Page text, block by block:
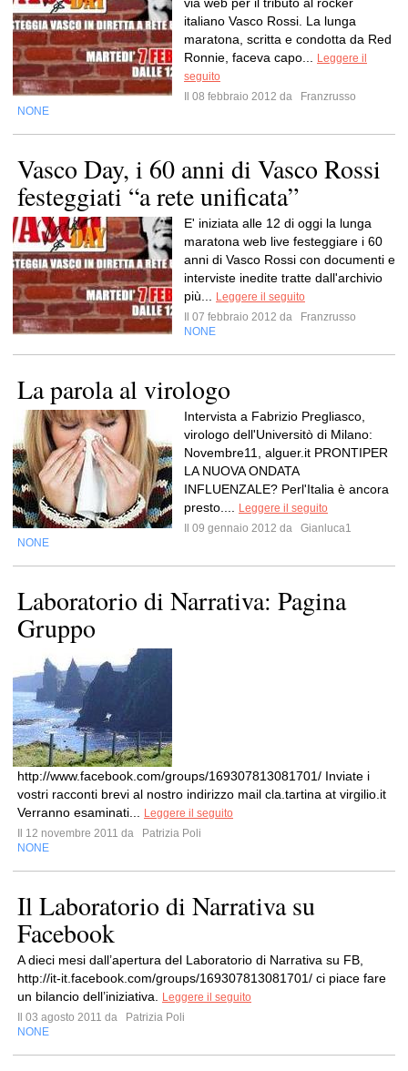
italiano Vasco Rossi. La lunga
maratona, scritta e condotta da Red
Ronnie, faceva capo...
Leggere il
seguito
Il 08 febbraio 2012 da
Franzrusso
NONE
Vasco Day, i 60 anni di Vasco Rossi
festeggiati “a rete unificata”
E' iniziata alle 12 di oggi la lunga
maratona web live festeggiare i 60
anni di Vasco Rossi con documenti e
interviste inedite tratte dall'archivio
più...
Leggere il seguito
Il 07 febbraio 2012 da
Franzrusso
NONE
La parola al virologo
Intervista a Fabrizio Pregliasco,
virologo dell'Universitò di Milano:
Novembre11, alguer.it PRONTIPER
LA NUOVA ONDATA
INFLUENZALE? Perl'Italia è ancora
presto....
Leggere il seguito
Il 09 gennaio 2012 da
Gianluca1
NONE
Laboratorio di Narrativa: Pagina
Gruppo
http://www.facebook.com/groups/169307813081701/ Inviate i
vostri racconti brevi al nostro indirizzo mail cla.tartina at virgilio.it
Verranno esaminati...
Leggere il seguito
Il 12 novembre 2011 da
Patrizia Poli
NONE
Il Laboratorio di Narrativa su
Facebook
A dieci mesi dall’apertura del Laboratorio di Narrativa su FB,
http://it-it.facebook.com/groups/169307813081701/ ci piace fare
un bilancio dell’iniziativa.
Leggere il seguito
Il 03 agosto 2011 da
Patrizia Poli
NONE